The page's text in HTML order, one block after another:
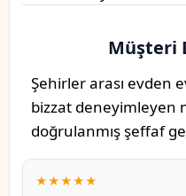
Müşteri
Şehirler arası evden
bizzat deneyimleyen
doğrulanmış şeffaf
★★★★★